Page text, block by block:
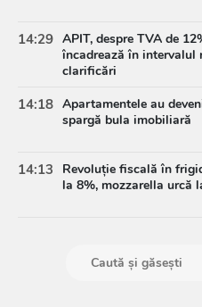
14:29 APIT, despre TVA de
încadrează în intervalul
clarificări
14:18 Apartamentele au
spargă bula imobiliară
14:13
Revoluție fiscală în
la 8%, mozzarella urcă